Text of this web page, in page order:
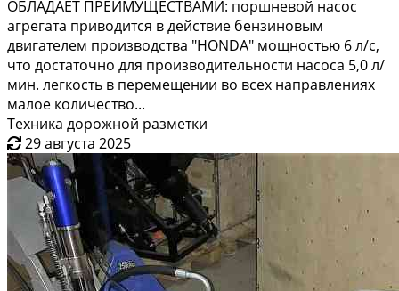
ОБЛАДАЕТ ПРЕИМУЩЕСТВАМИ: поршневой насос
агрегата приводится в действие бензиновым
двигателем производства "HONDA" мощностью 6 л/с,
что достаточно для производительности насоса 5,0 л/
мин. легкость в перемещении во всех направлениях
малое количество...
Техника дорожной разметки
29 августа 2025